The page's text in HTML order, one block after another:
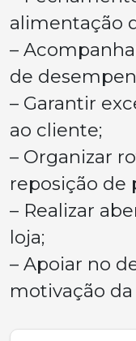
alimentação
–
de
– Garantir
ao cliente;
– Organizar
reposição de
– Realizar
loja;
– Apoiar no
motivação